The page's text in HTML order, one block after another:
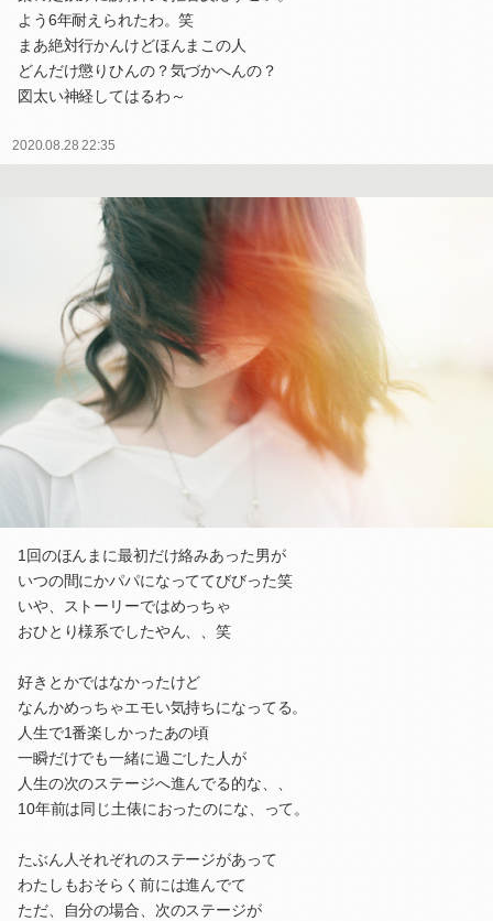
よう6年耐えられたわ。笑
まあ絶対行かんけどほんまこの人
どんだけ懲りひんの？気づかへんの？
図太い神経してはるわ～
2020.08.28 22:35
1回のほんまに最初だけ絡みあった男が
いつの間にかパパになっててびびった笑
いや、ストーリーではめっちゃ
おひとり様系でしたやん、、笑
好きとかではなかったけど
なんかめっちゃエモい気持ちになってる。
人生で1番楽しかったあの頃
一瞬だけでも一緒に過ごした人が
人生の次のステージへ進んでる的な、、
10年前は同じ土俵におったのにな、って。
たぶん人それぞれのステージがあって
わたしもおそらく前には進んでて
ただ、自分の場合、次のステージが